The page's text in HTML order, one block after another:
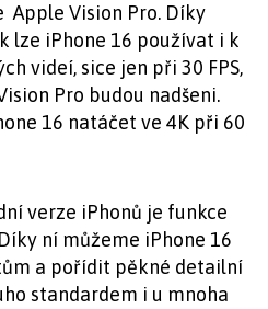
Apple Vision Pro. Díky
lze iPhone 16 používat i k
videí, sice jen při 30 FPS,
Pro budou nadšeni.
16 natáčet ve 4K při 60
verze iPhonů je funkce
ní můžeme iPhone 16
a pořídit pěkné detailní
standardem i u mnoha